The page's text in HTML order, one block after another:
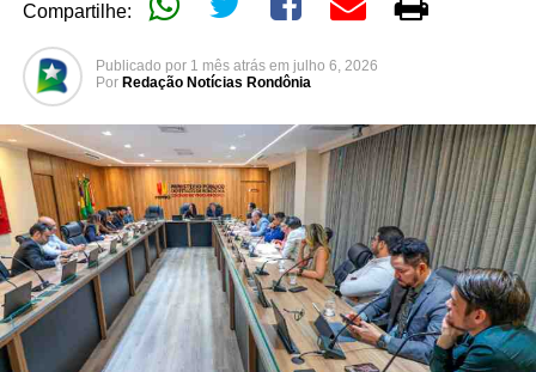
Compartilhe:
Publicado por 1 mês atrás em julho 6, 2026
Por Redação Notícias Rondônia